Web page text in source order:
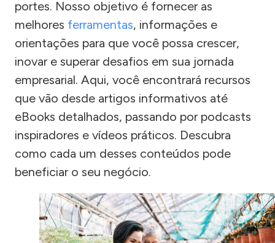
portes. Nosso objetivo é fornecer as
melhores ferramentas, informações e
orientações para que você possa crescer,
inovar e superar desafios em sua jornada
empresarial. Aqui, você encontrará recursos
que vão desde artigos informativos até
eBooks detalhados, passando por podcasts
inspiradores e vídeos práticos. Descubra
como cada um desses conteúdos pode
beneficiar o seu negócio.